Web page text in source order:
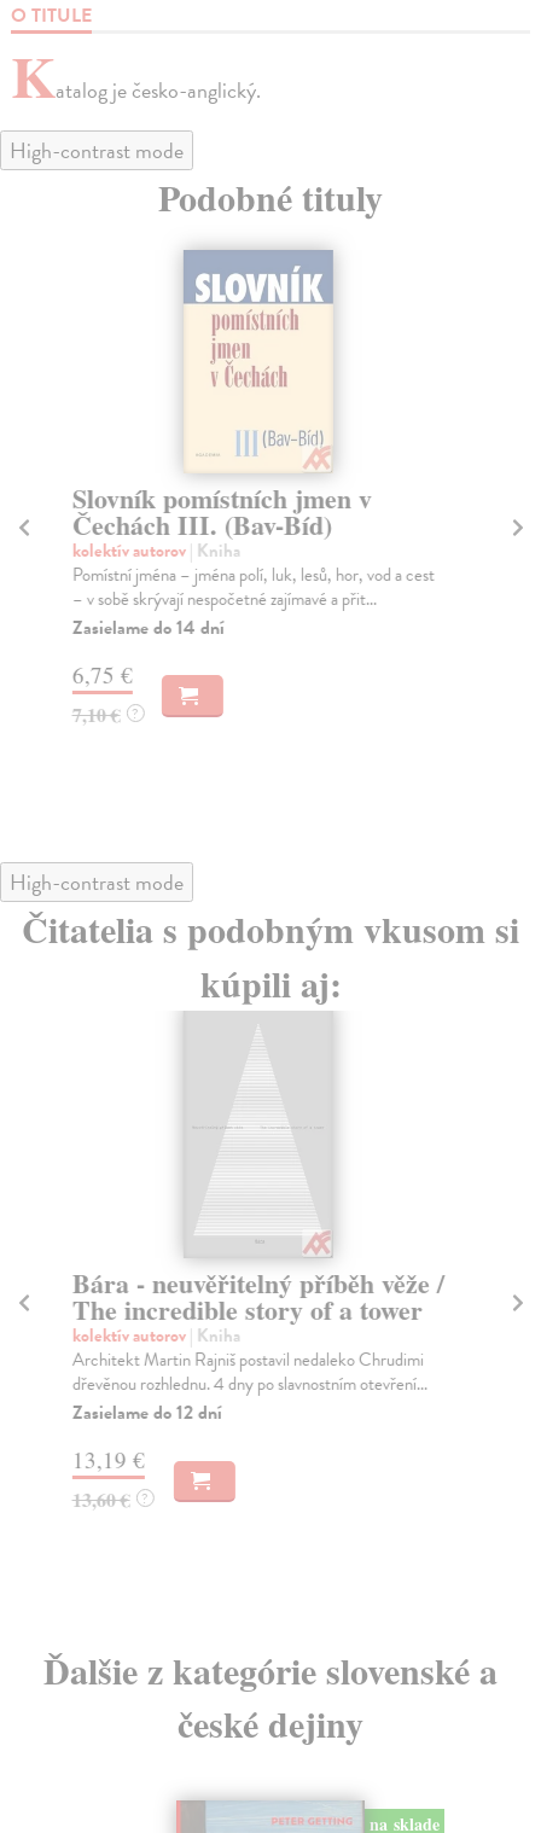
O TITULE
Katalog je česko-anglický.
High-contrast mode
Podobné tituly
Slovník pomístních jmen v
Čechách III. (Bav-Bíd)
kolektív autorov| Kniha
Pomístní jména – jména polí, luk, lesů, hor, vod a cest
– v sobě skrývají nespočetné zajímavé a přit...
Zasielame do 14 dní
6,75 €
7,10 € ?
High-contrast mode
Čitatelia s podobným vkusom si
kúpili aj:
Bára - neuvěřitelný příběh věže /
The incredible story of a tower
kolektív autorov| Kniha
Architekt Martin Rajniš postavil nedaleko Chrudimi
dřevěnou rozhlednu. 4 dny po slavnostním otevření...
Zasielame do 12 dní
13,19 €
13,60 € ?
Ďalšie z kategórie slovenské a
české dejiny
na sklade